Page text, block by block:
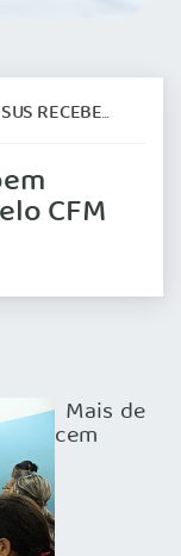
DESENVOLVIDA PELO CFM
CFM
Mais de
cem